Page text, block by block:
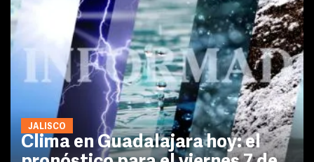
JALISCO
Clima en Guadalajara hoy: el